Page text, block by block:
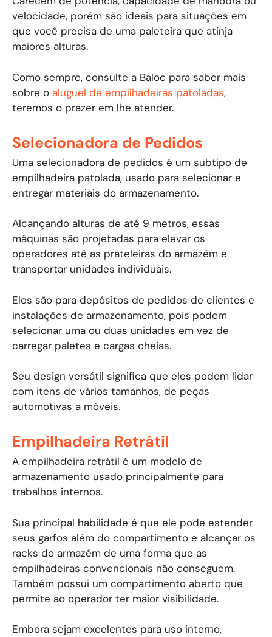
velocidade, porém são ideais para situações em
que você precisa de uma paleteira que atinja
maiores alturas.
Como sempre, consulte a Baloc para saber mais
sobre o aluguel de empilhadeiras patoladas,
teremos o prazer em lhe atender.
Selecionadora de Pedidos
Uma selecionadora de pedidos é um subtipo de
empilhadeira patolada, usado para selecionar e
entregar materiais do armazenamento.
Alcançando alturas de até 9 metros, essas
máquinas são projetadas para elevar os
operadores até as prateleiras do armazém e
transportar unidades individuais.
Eles são para depósitos de pedidos de clientes e
instalações de armazenamento, pois podem
selecionar uma ou duas unidades em vez de
carregar paletes e cargas cheias.
Seu design versátil significa que eles podem lidar
com itens de vários tamanhos, de peças
automotivas a móveis.
Empilhadeira Retrátil
A empilhadeira retrátil é um modelo de
armazenamento usado principalmente para
trabalhos internos.
Sua principal habilidade é que ele pode estender
seus garfos além do compartimento e alcançar os
racks do armazém de uma forma que as
empilhadeiras convencionais não conseguem.
Também possui um compartimento aberto que
permite ao operador ter maior visibilidade.
Embora sejam excelentes para uso interno,